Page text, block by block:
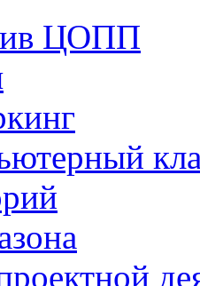
ЦОПП